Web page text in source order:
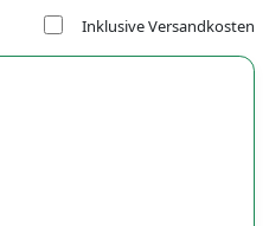
Inklusive Versandkosten